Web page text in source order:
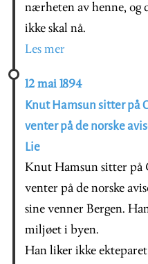
nærheten av henne, og
ikke skal nå.
Les mer
12 mai 1894
Knut Hamsun sitter på
venter på de norske
Lie
Knut Hamsun sitter på
venter på de norske
sine venner Bergen.
miljøet i byen.
Han liker ikke ekteparet